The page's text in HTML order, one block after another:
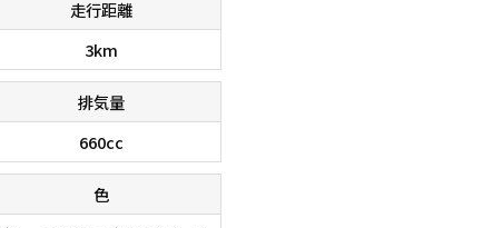
走行距離
3km
排気量
660cc
色